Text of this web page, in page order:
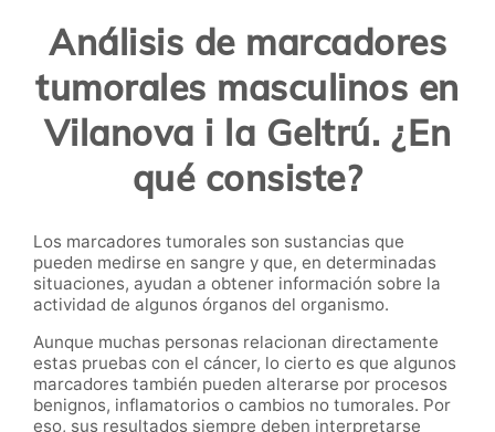
Análisis de marcadores
tumorales masculinos en
Vilanova i la Geltrú. ¿En
qué consiste?
Los marcadores tumorales son sustancias que
pueden medirse en sangre y que, en determinadas
situaciones, ayudan a obtener información sobre la
actividad de algunos órganos del organismo.
Aunque muchas personas relacionan directamente
estas pruebas con el cáncer, lo cierto es que algunos
marcadores también pueden alterarse por procesos
benignos, inflamatorios o cambios no tumorales. Por
eso, sus resultados siempre deben interpretarse